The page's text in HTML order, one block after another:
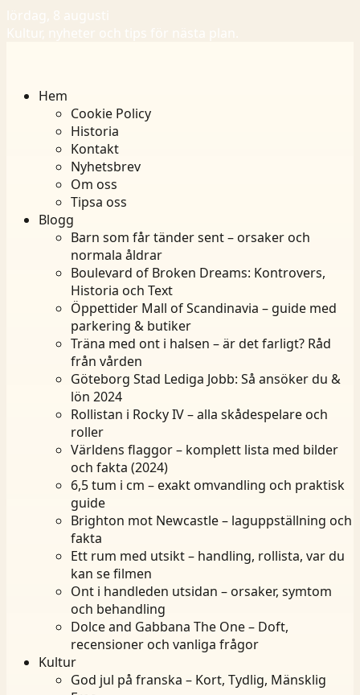
lördag, 8 augusti
Kultur, nyheter och tips för nästa plan.
Hem
Cookie Policy
Historia
Kontakt
Nyhetsbrev
Om oss
Tipsa oss
Blogg
Barn som får tänder sent – orsaker och
normala åldrar
Boulevard of Broken Dreams: Kontrovers,
Historia och Text
Öppettider Mall of Scandinavia – guide med
parkering & butiker
Träna med ont i halsen – är det farligt? Råd
från vården
Göteborg Stad Lediga Jobb: Så ansöker du &
lön 2024
Rollistan i Rocky IV – alla skådespelare och
roller
Världens flaggor – komplett lista med bilder
och fakta (2024)
6,5 tum i cm – exakt omvandling och praktisk
guide
Brighton mot Newcastle – laguppställning och
fakta
Ett rum med utsikt – handling, rollista, var du
kan se filmen
Ont i handleden utsidan – orsaker, symtom
och behandling
Dolce and Gabbana The One – Doft,
recensioner och vanliga frågor
Kultur
God jul på franska – Kort, Tydlig, Mänsklig